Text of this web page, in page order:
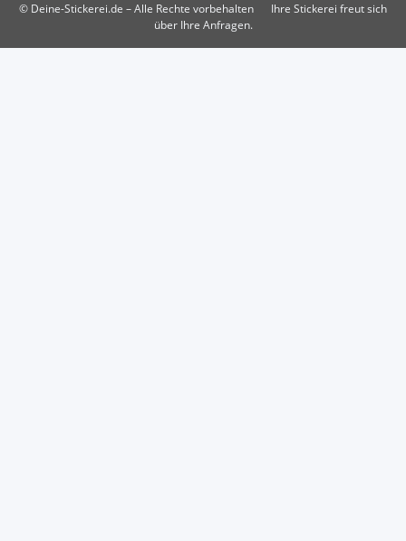
© Deine-Stickerei.de – Alle Rechte vorbehalten
Ihre Stickerei freut sich
über Ihre Anfragen.